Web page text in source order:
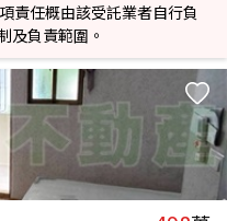
責任概由該受託業者自行負
及負責範圍。